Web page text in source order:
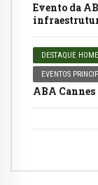
Evento da
DESTAQUE HOME
EVENTOS
ABA